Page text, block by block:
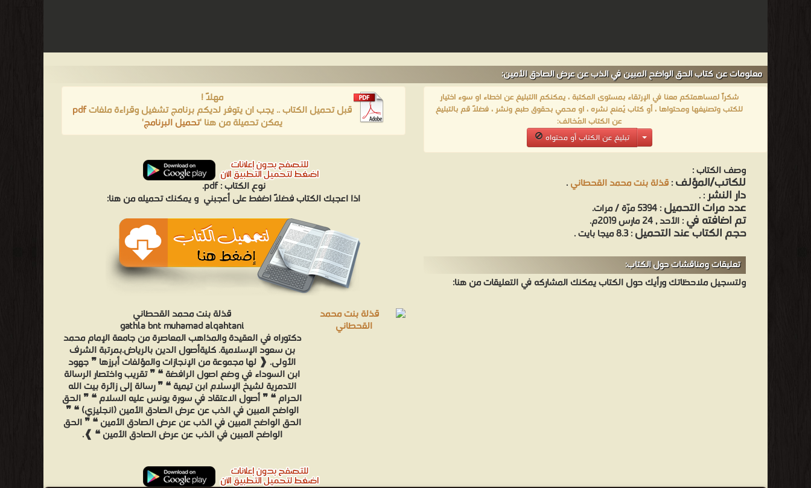
معلومات عن كتاب الحق الواضح المبين في الذب عن عرض الصادق الأمين:
شكراً لمساهمتكم معنا في الإرتقاء بمستوى المكتبة ، يمكنكم االتبليغ عن اخطاء او سوء اختيار
للكتب وتصنيفها ومحتواها ، أو كتاب يُمنع نشره ، او محمي بحقوق طبع ونشر ، فضلاً قم بالتبليغ
عن الكتاب المُخالف:
تبليغ عن الكتاب أو محتواه
وصف الكتاب :
للكاتب/المؤلف:قذلة بنت محمد القحطاني.
دار النشر:
.
عدد مرات التحميل: 5394 مرّة / مرات.
تم اضافته في: الأحد , 24 مارس 2019م.
حجم الكتاب عند التحميل: 8.3 ميجا بايت .
تعليقات ومناقشات حول الكتاب:
ولتسجيل ملاحظاتك ورأيك حول الكتاب يمكنك المشاركه في التعليقات من هنا:
مهلاً !
قبل تحميل الكتاب .. يجب ان يتوفر لديكم برنامج تشغيل وقراءة ملفاتpdf
يمكن تحميلة من هنا 'تحميل البرنامج'
نوع الكتاب :pdf.
اذا اعجبك الكتاب فضلاً اضغط على أعجبني و يمكنك تحميله من هنا:
قذلة بنت محمد القحطاني
gathla bnt muhamad alqahtani
‏‏‏‏‏‏دكتوراه في العقيدة والمذاهب المعاصرة من جامعة الإمام محمد
بن سعود الإسلامية. كليةأصول الدين بالرياض.بمرتبة الشرف
الأولى. ❰ لها مجموعة من الإنجازات والمؤلفات أبرزها ❞ جهود
ابن السوداء في وضع اصول الرافضة ❝ ❞ تقريب واختصار الرسالة
التدمرية لشيخ الإسلام ابن تيمية ❝ ❞ رسالة إلى زائرة بيت الله
الحرام ❝ ❞ أصول الاعتقاد في سورة يونس عليه السلام ❝ ❞ الحق
الواضح المبين في الذب عن عرض الصادق الأمين (انجليزي) ❝ ❞
الحق الواضح المبين في الذب عن عرض الصادق الأمين ❝ ❞ الحق
الواضح المبين في الذب عن عرض الصادق الأمين ❝ ❱.